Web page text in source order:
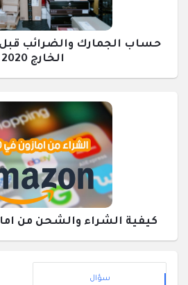
حساب الجمارك والضرائب
الخارج 2020
كيفية الشراء والشحن من
القائمة
الجانبية
إحصائيات
سؤال